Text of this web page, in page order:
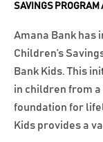
SAVINGS PROGRAM
Amana Bank has
Children’s
Bank Kids. This
in children from
foundation for
Kids provides a